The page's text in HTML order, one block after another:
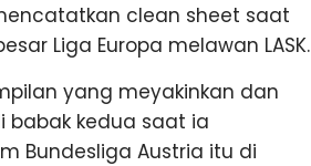
clean sheet saat
Liga Europa melawan LASK.
yang meyakinkan dan
babak kedua saat ia
Bundesliga Austria itu di